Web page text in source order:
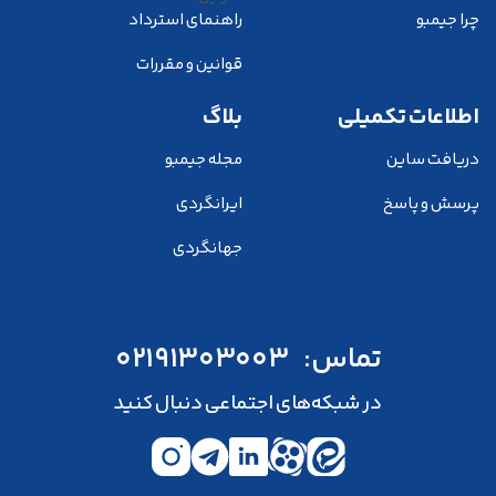
چرا جیمبو
راهنمای استرداد
قوانین و مقررات
اطلاعات تکمیلی
دریافت ساین
پرسش و پاسخ
بلاگ
مجله جیمبو
ایرانگردی
جهانگردی
تماس: 02191303003
در شبکه‌های اجتماعی دنبال کنید